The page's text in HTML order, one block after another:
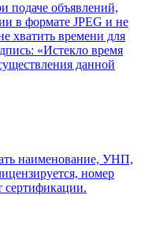
подаче объявлений,
в формате JPEG и не
хватить времени для
«Истекло время
данной
наименование, УНП,
номер
сертификации.